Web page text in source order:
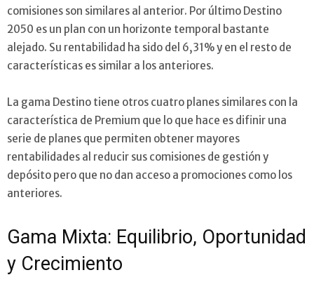
comisiones son similares al anterior. Por último Destino
2050 es un plan con un horizonte temporal bastante
alejado. Su rentabilidad ha sido del 6,31% y en el resto de
características es similar a los anteriores.
La gama Destino tiene otros cuatro planes similares con la
característica de Premium que lo que hace es difinir una
serie de planes que permiten obtener mayores
rentabilidades al reducir sus comisiones de gestión y
depósito pero que no dan acceso a promociones como los
anteriores.
Gama Mixta: Equilibrio, Oportunidad
y Crecimiento